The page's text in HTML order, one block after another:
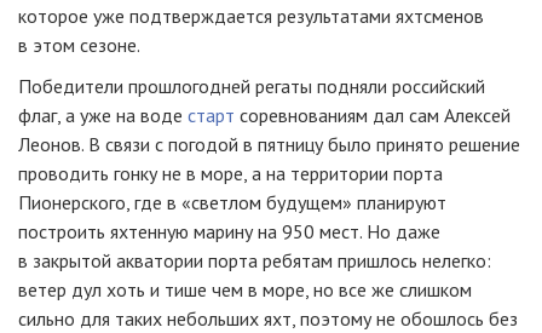
которое уже подтверждается результатами яхтсменов
в этом сезоне.
Победители прошлогодней регаты подняли российский
флаг, а уже на воде старт соревнованиям дал сам Алексей
Леонов. В связи с погодой в пятницу было принято решение
проводить гонку не в море, а на территории порта
Пионерского, где в «светлом будущем» планируют
построить яхтенную марину на 950 мест. Но даже
в закрытой акватории порта ребятам пришлось нелегко:
ветер дул хоть и тише чем в море, но все же слишком
сильно для таких небольших яхт, поэтому не обошлось без